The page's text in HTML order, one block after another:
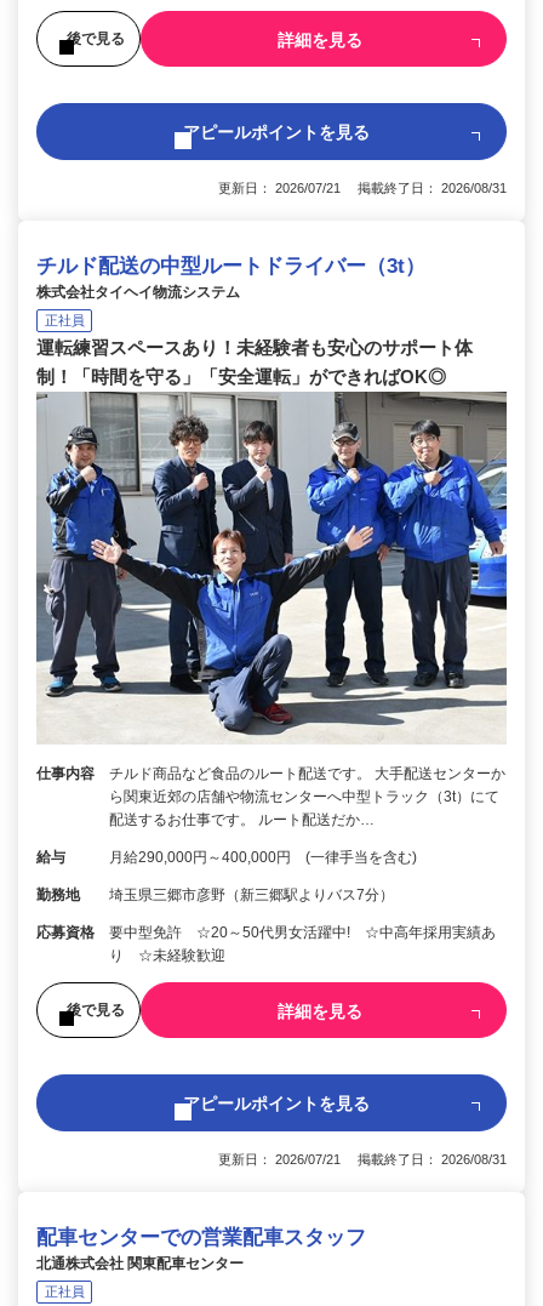
後で見る 詳細を見る
アピールポイントを見る
更新日： 2026/07/21 掲載終了日： 2026/08/31
チルド配送の中型ルートドライバー（3t）
株式会社タイヘイ物流システム
正社員
運転練習スペースあり！未経験者も安心のサポート体
制！「時間を守る」「安全運転」ができればOK◎
仕事内容
チルド商品など食品のルート配送です。 大手配送センターか
ら関東近郊の店舗や物流センターへ中型トラック（3t）にて
配送するお仕事です。 ルート配送だか…
給与 月給290,000円～400,000円 (一律手当を含む)
勤務地 埼玉県三郷市彦野（新三郷駅よりバス7分）
応募資格
要中型免許 ☆20～50代男女活躍中! ☆中高年採用実績あ
り ☆未経験歓迎
後で見る 詳細を見る
アピールポイントを見る
更新日： 2026/07/21 掲載終了日： 2026/08/31
配車センターでの営業配車スタッフ
北通株式会社 関東配車センター
正社員